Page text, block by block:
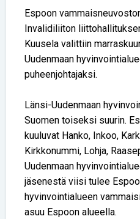
Espoon
Invalidiliiton
Kuusela valittiin
Uudenmaan
puheenjohtajaksi.
Länsi-Uudenmaan
Suomen toiseksi suurin.
kuuluvat Hanko, Inkoo,
Kirkkonummi, Lohja,
Uudenmaan
jäsenestä viisi tulee
hyvinvointialueen
asuu Espoon alueella.